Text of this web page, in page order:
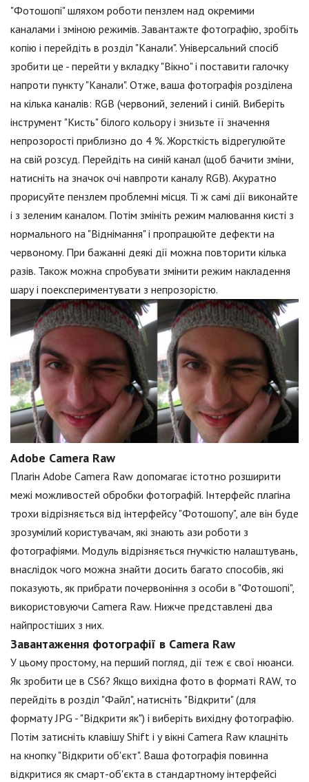
"Фотошопі" шляхом роботи пензлем над окремими
каналами і зміною режимів. Завантажте фотографію, зробіть
копію і перейдіть в розділ "Канали". Універсальний спосіб
зробити це - перейти у вкладку "Вікно" і поставити галочку
напроти пункту "Канали". Отже, ваша фотографія розділена
на кілька каналів: RGB (червоний, зелений і синій. Виберіть
інструмент "Кисть" білого кольору і знизьте її значення
непрозорості приблизно до 4 %. Жорсткість відрегулюйте
на свій розсуд. Перейдіть на синій канал (щоб бачити зміни,
натисніть на значок очі навпроти каналу RGB). Акуратно
прорисуйте пензлем проблемні місця. Ті ж самі дії виконайте
і з зеленим каналом. Потім змініть режим малювання кисті з
нормального на "Віднімання" і пропрацюйте дефекти на
червоному. При бажанні деякі дії можна повторити кілька
разів. Також можна спробувати змінити режим накладення
шару і поекспериментувати з непрозорістю.
Adobe Camera Raw
Плагін Adobe Camera Raw допомагає істотно розширити
межі можливостей обробки фотографій. Інтерфейс плагіна
трохи відрізняється від інтерфейсу "Фотошопу", але він буде
зрозумілий користувачам, які знають ази роботи з
фотографіями. Модуль відрізняється гнучкістю налаштувань,
внаслідок чого можна знайти досить багато способів, які
показують, як прибрати почервоніння з особи в "Фотошопі",
використовуючи Camera Raw. Нижче представлені два
найпростіших з них.
Завантаження фотографії в Camera Raw
У цьому простому, на перший погляд, дії теж є свої нюанси.
Як зробити це в CS6? Якщо вихідна фото в форматі RAW, то
перейдіть в розділ "Файл", натисніть "Відкрити" (для
формату JPG - "Відкрити як") і виберіть вихідну фотографію.
Потім затисніть клавішу Shift і у вікні Camera Raw клацніть
на кнопку "Відкрити об'єкт". Ваша фотографія повинна
відкритися як смарт-об'єкта в стандартному інтерфейсі